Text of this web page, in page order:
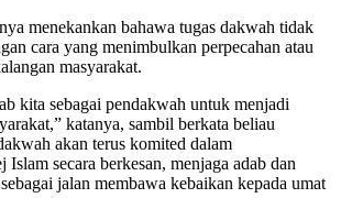
menekankan bahawa tugas dakwah tidak
cara yang menimbulkan perpecahan atau
masyarakat.
kita sebagai pendakwah untuk menjadi
katanya, sambil berkata beliau
akan terus komited dalam
Islam secara berkesan, menjaga adab dan
jalan membawa kebaikan kepada umat